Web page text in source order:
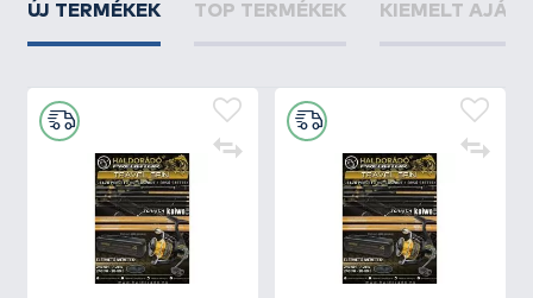
ÚJ TERMÉKEK TOP TERMÉKEK KIEMELT